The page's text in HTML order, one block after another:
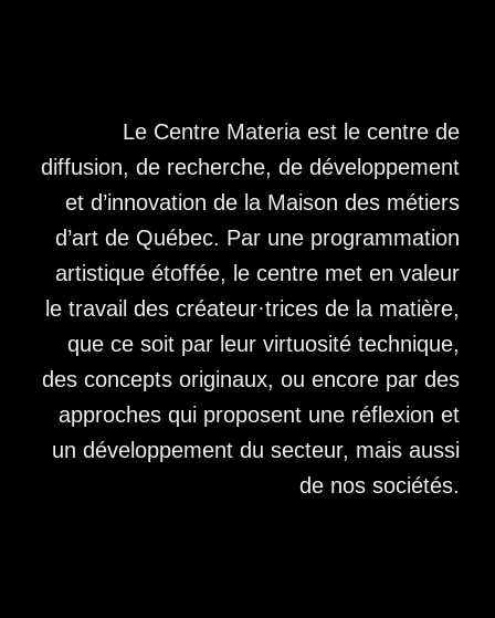
Le Centre Materia est le centre de
diffusion, de recherche, de développement
et d’innovation de la Maison des métiers
d’art de Québec. Par une programmation
artistique étoffée, le centre met en valeur
le travail des créateur·trices de la matière,
que ce soit par leur virtuosité technique,
des concepts originaux, ou encore par des
approches qui proposent une réflexion et
un développement du secteur, mais aussi
de nos sociétés.